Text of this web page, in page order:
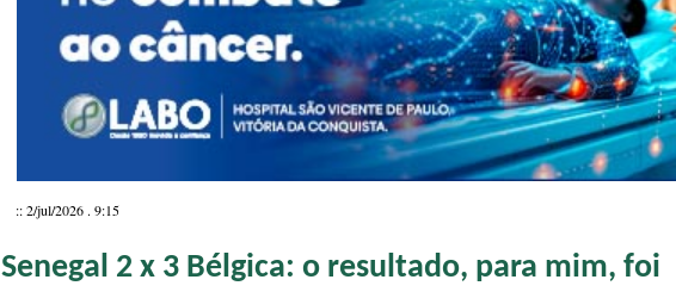
:: 2/jul/2026 . 9:15
Senegal 2 x 3 Bélgica: o resultado, para mim, foi